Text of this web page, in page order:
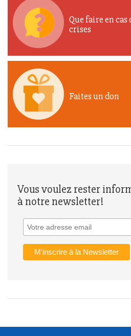
Que faire en cas
crises
Faites un don
Vous voulez rester
à notre newsletter!